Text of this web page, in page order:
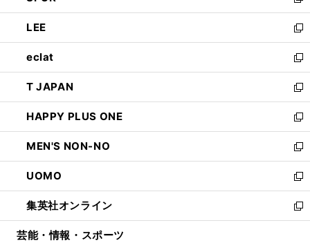
開
く
ウ
で
開
く
ン
ド
ウ
で
開
く
ウ
ィ
ン
ド
ウ
で
開
く
し
い
ウ
ィ
ン
ド
ウ
で
開
く
LEE
新
し
い
ウ
ィ
ン
ド
ウ
で
開
く
eclat
新
し
い
ウ
ィ
ン
ド
ウ
で
開
く
T JAPAN
新
し
い
ウ
ィ
ン
ド
ウ
で
開
HAPPY PLUS ONE
新
し
い
ウ
ィ
ン
ド
ウ
MEN'S NON-NO
新
し
い
ウ
ィ
ン
UOMO
新
し
い
ウ
集英社オンライン
新
し
芸能・情報・スポーツ